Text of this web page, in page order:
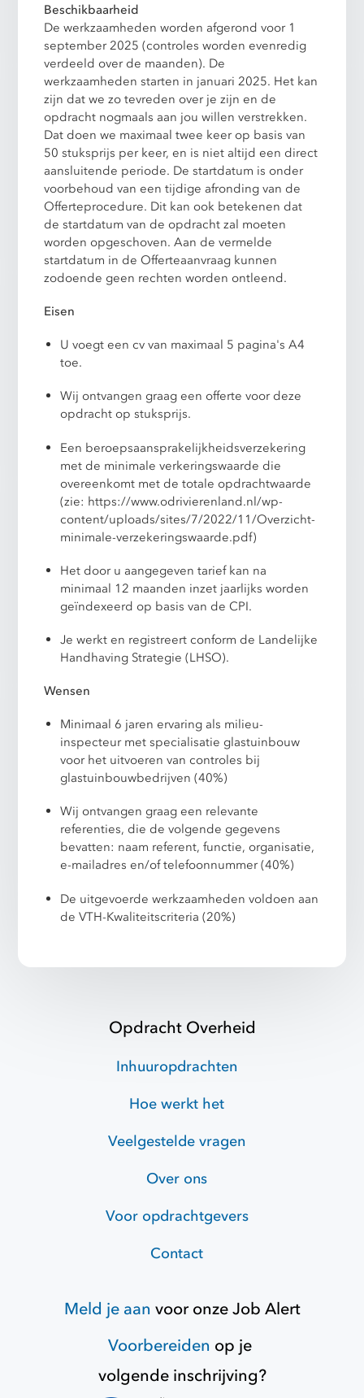
Beschikbaarheid
De werkzaamheden worden afgerond voor 1
september 2025 (controles worden evenredig
verdeeld over de maanden). De
werkzaamheden starten in januari 2025. Het kan
zijn dat we zo tevreden over je zijn en de
opdracht nogmaals aan jou willen verstrekken.
Dat doen we maximaal twee keer op basis van
50 stuksprijs per keer, en is niet altijd een direct
aansluitende periode. De startdatum is onder
voorbehoud van een tijdige afronding van de
Offerteprocedure. Dit kan ook betekenen dat
de startdatum van de opdracht zal moeten
worden opgeschoven. Aan de vermelde
startdatum in de Offerteaanvraag kunnen
zodoende geen rechten worden ontleend.
Eisen
U voegt een cv van maximaal 5 pagina's A4
toe.
Wij ontvangen graag een offerte voor deze
opdracht op stuksprijs.
Een beroepsaansprakelijkheidsverzekering
met de minimale verkeringswaarde die
overeenkomt met de totale opdrachtwaarde
(zie: https://www.odrivierenland.nl/wp-
content/uploads/sites/7/2022/11/Overzicht-
minimale-verzekeringswaarde.pdf)
Het door u aangegeven tarief kan na
minimaal 12 maanden inzet jaarlijks worden
geïndexeerd op basis van de CPI.
Je werkt en registreert conform de Landelijke
Handhaving Strategie (LHSO).
Wensen
Minimaal 6 jaren ervaring als milieu-
inspecteur met specialisatie glastuinbouw
voor het uitvoeren van controles bij
glastuinbouwbedrijven (40%)
Wij ontvangen graag een relevante
referenties, die de volgende gegevens
bevatten: naam referent, functie, organisatie,
e-mailadres en/of telefoonnummer (40%)
De uitgevoerde werkzaamheden voldoen aan
de VTH-Kwaliteitscriteria (20%)
Opdracht Overheid
Inhuuropdrachten
Hoe werkt het
Veelgestelde vragen
Over ons
Voor opdrachtgevers
Contact
Meld je aan voor onzeJob Alert
Voorbereiden op je
volgende inschrijving?